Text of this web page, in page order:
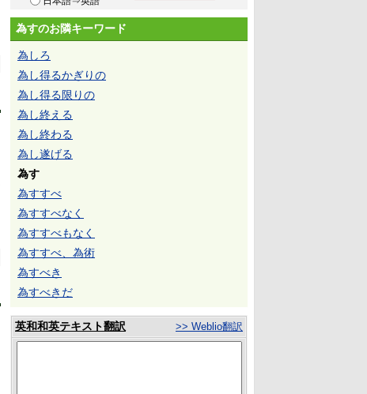
為すのお隣キーワード
為しろ
為し得るかぎりの
為し得る限りの
為し終える
為し終わる
為し遂げる
為す
為すすべ
為すすべなく
為すすべもなく
為すすべ、為術
為すべき
為すべきだ
英和和英テキスト翻訳 >> Weblio翻訳